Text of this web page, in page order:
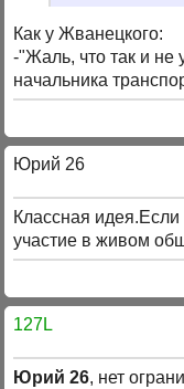
Как у Жванецкого:
-"Жаль, что так и не
начальника
Юрий 26
Классная
участие в живом
127L
Юрий 26, нет